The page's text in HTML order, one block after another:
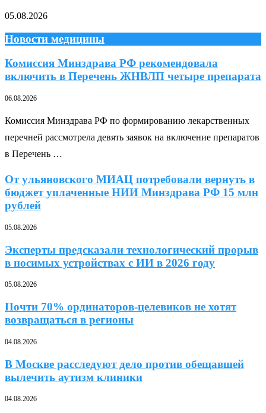
05.08.2026
Новости медицины
Комиссия Минздрава РФ рекомендовала
включить в Перечень ЖНВЛП четыре препарата
06.08.2026
Комиссия Минздрава РФ по формированию лекарственных
перечней рассмотрела девять заявок на включение препаратов
в Перечень …
От ульяновского МИАЦ потребовали вернуть в
бюджет уплаченные НИИ Минздрава РФ 15 млн
рублей
05.08.2026
Эксперты предсказали технологический прорыв
в носимых устройствах с ИИ в 2026 году
05.08.2026
Почти 70% ординаторов-целевиков не хотят
возвращаться в регионы
04.08.2026
В Москве расследуют дело против обещавшей
вылечить аутизм клиники
04.08.2026